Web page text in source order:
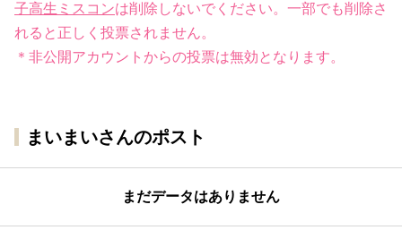
子高生ミスコンは削除しないでください。一部でも削除さ
れると正しく投票されません。
＊非公開アカウントからの投票は無効となります。
まいまいさんのポスト
まだデータはありません